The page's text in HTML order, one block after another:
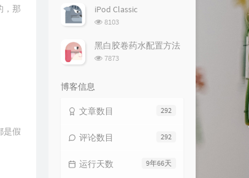
，那
是假
次
iPod Classic
浏
次
数:
8103
黑白胶卷药水配置方法
浏
7873
博客信息
292
文章数目
292
评论数目
9年66天
运行天数